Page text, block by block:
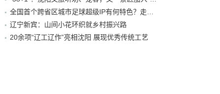
辽宁新宾：山间小花环织就乡村振兴路
20余项“辽工辽作”亮相沈阳 展现优秀传统工艺